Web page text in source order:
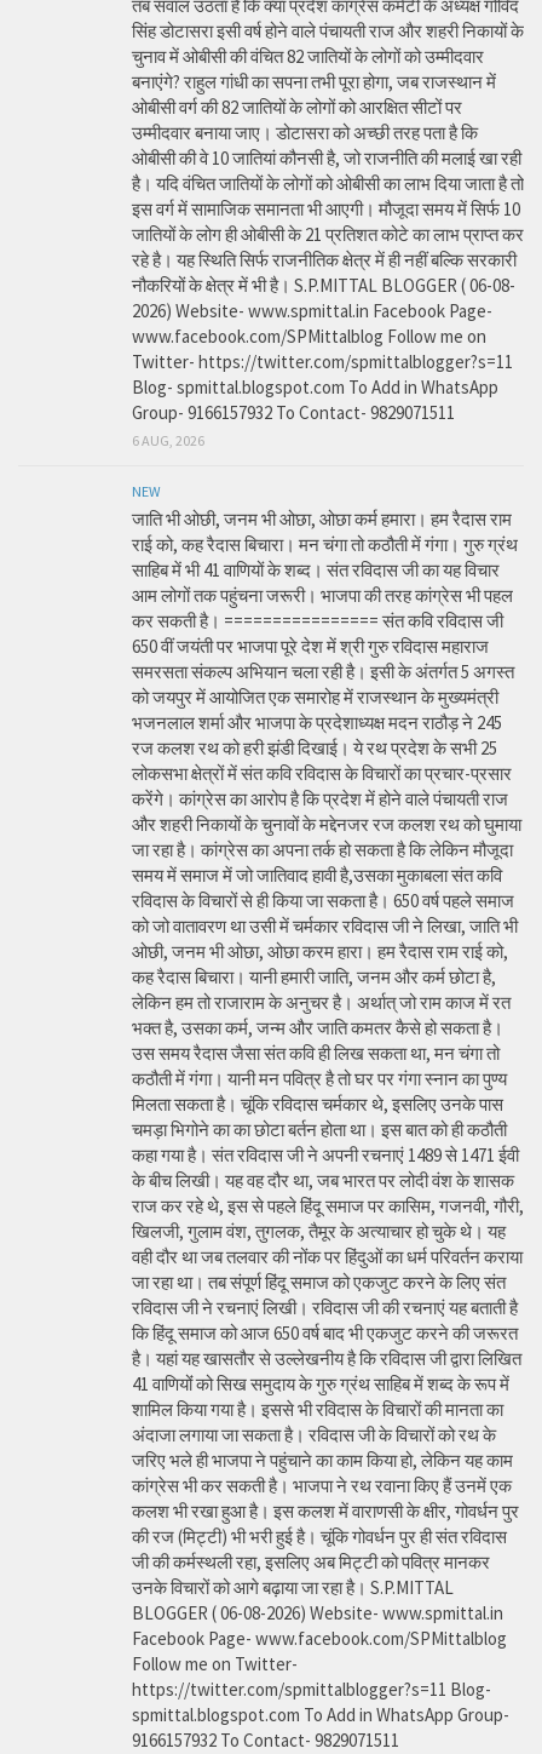
तब सवाल उठता है कि क्या प्रदेश कांग्रेस कमेटी के अध्यक्ष गोविंद
सिंह डोटासरा इसी वर्ष होने वाले पंचायती राज और शहरी निकायों के
चुनाव में ओबीसी की वंचित 82 जातियों के लोगों को उम्मीदवार
बनाएंगे? राहुल गांधी का सपना तभी पूरा होगा, जब राजस्थान में
ओबीसी वर्ग की 82 जातियों के लोगों को आरक्षित सीटों पर
उम्मीदवार बनाया जाए। डोटासरा को अच्छी तरह पता है कि
ओबीसी की वे 10 जातियां कौनसी है, जो राजनीति की मलाई खा रही
है। यदि वंचित जातियों के लोगों को ओबीसी का लाभ दिया जाता है तो
इस वर्ग में सामाजिक समानता भी आएगी। मौजूदा समय में सिर्फ 10
जातियों के लोग ही ओबीसी के 21 प्रतिशत कोटे का लाभ प्राप्त कर
रहे है। यह स्थिति सिर्फ राजनीतिक क्षेत्र में ही नहीं बल्कि सरकारी
नौकरियों के क्षेत्र में भी है। S.P.MITTAL BLOGGER ( 06-08-
2026) Website- www.spmittal.in Facebook Page-
www.facebook.com/SPMittalblog Follow me on
Twitter- https://twitter.com/spmittalblogger?s=11
Blog- spmittal.blogspot.com To Add in WhatsApp
Group- 9166157932 To Contact- 9829071511
6 AUG, 2026
NEW
जाति भी ओछी, जनम भी ओछा, ओछा कर्म हमारा। हम रैदास राम
राई को, कह रैदास बिचारा। मन चंगा तो कठौती में गंगा। गुरु ग्रंथ
साहिब में भी 41 वाणियों के शब्द। संत रविदास जी का यह विचार
आम लोगों तक पहुंचना जरूरी। भाजपा की तरह कांग्रेस भी पहल
कर सकती है। ================ संत कवि रविदास जी
650 वीं जयंती पर भाजपा पूरे देश में श्री गुरु रविदास महाराज
समरसता संकल्प अभियान चला रही है। इसी के अंतर्गत 5 अगस्त
को जयपुर में आयोजित एक समारोह में राजस्थान के मुख्यमंत्री
भजनलाल शर्मा और भाजपा के प्रदेशाध्यक्ष मदन राठौड़ ने 245
रज कलश रथ को हरी झंडी दिखाई। ये रथ प्रदेश के सभी 25
लोकसभा क्षेत्रों में संत कवि रविदास के विचारों का प्रचार-प्रसार
करेंगे। कांग्रेस का आरोप है कि प्रदेश में होने वाले पंचायती राज
और शहरी निकायों के चुनावों के मद्देनजर रज कलश रथ को घुमाया
जा रहा है। कांग्रेस का अपना तर्क हो सकता है कि लेकिन मौजूदा
समय में समाज में जो जातिवाद हावी है,उसका मुकाबला संत कवि
रविदास के विचारों से ही किया जा सकता है। 650 वर्ष पहले समाज
को जो वातावरण था उसी में चर्मकार रविदास जी ने लिखा, जाति भी
ओछी, जनम भी ओछा, ओछा करम हारा। हम रैदास राम राई को,
कह रैदास बिचारा। यानी हमारी जाति, जनम और कर्म छोटा है,
लेकिन हम तो राजाराम के अनुचर है। अर्थात् जो राम काज में रत
भक्त है, उसका कर्म, जन्म और जाति कमतर कैसे हो सकता है।
उस समय रैदास जैसा संत कवि ही लिख सकता था, मन चंगा तो
कठौती में गंगा। यानी मन पवित्र है तो घर पर गंगा स्नान का पुण्य
मिलता सकता है। चूंकि रविदास चर्मकार थे, इसलिए उनके पास
चमड़ा भिगोने का का छोटा बर्तन होता था। इस बात को ही कठौती
कहा गया है। संत रविदास जी ने अपनी रचनाएं 1489 से 1471 ईवी
के बीच लिखी। यह वह दौर था, जब भारत पर लोदी वंश के शासक
राज कर रहे थे, इस से पहले हिंदू समाज पर कासिम, गजनवी, गौरी,
खिलजी, गुलाम वंश, तुगलक, तैमूर के अत्याचार हो चुके थे। यह
वही दौर था जब तलवार की नोंक पर हिंदुओं का धर्म परिवर्तन कराया
जा रहा था। तब संपूर्ण हिंदू समाज को एकजुट करने के लिए संत
रविदास जी ने रचनाएं लिखी। रविदास जी की रचनाएं यह बताती है
कि हिंदू समाज को आज 650 वर्ष बाद भी एकजुट करने की जरूरत
है। यहां यह खासतौर से उल्लेखनीय है कि रविदास जी द्वारा लिखित
41 वाणियोंं को सिख समुदाय के गुरु ग्रंथ साहिब में शब्द के रूप में
शामिल किया गया है। इससे भी रविदास के विचारों की मानता का
अंदाजा लगाया जा सकता है। रविदास जी के विचारों को रथ के
जरिए भले ही भाजपा ने पहुंचाने का काम किया हो, लेकिन यह काम
कांग्रेस भी कर सकती है। भाजपा ने रथ रवाना किए हैं उनमें एक
कलश भी रखा हुआ है। इस कलश में वाराणसी के क्षीर, गोवर्धन पुर
की रज (मिट्टी) भी भरी हुई है। चूंकि गोवर्धन पुर ही संत रविदास
जी की कर्मस्थली रहा, इसलिए अब मिट्टी को पवित्र मानकर
उनके विचारों को आगे बढ़ाया जा रहा है। S.P.MITTAL
BLOGGER ( 06-08-2026) Website- www.spmittal.in
Facebook Page- www.facebook.com/SPMittalblog
Follow me on Twitter-
https://twitter.com/spmittalblogger?s=11 Blog-
spmittal.blogspot.com To Add in WhatsApp Group-
9166157932 To Contact- 9829071511